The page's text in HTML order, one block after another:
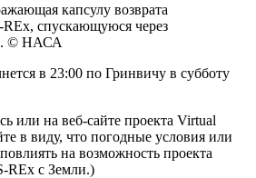
капсулу возврата
REx, спускающуюся через
© НАСА
в 23:00 по Гринвичу в субботу
или на веб-сайте проекта Virtual
в виду, что погодные условия или
на возможность проекта
REx с Земли.)